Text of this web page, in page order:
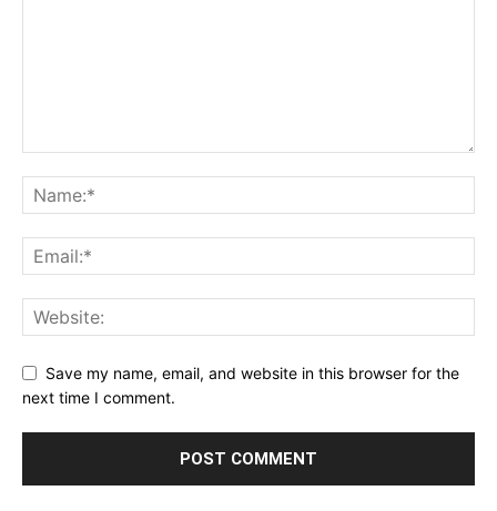
Save my name, email, and website in this browser for the
next time I comment.